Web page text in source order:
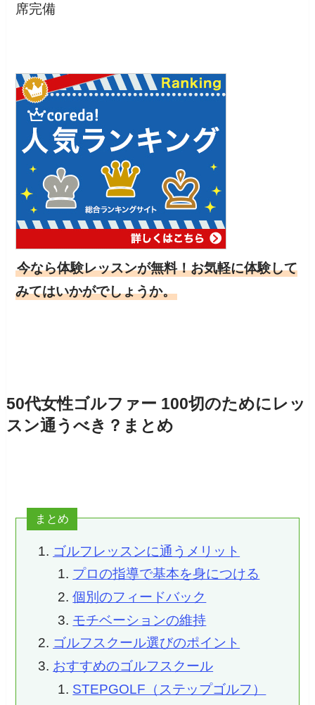
席完備
今なら体験レッスンが無料！お気軽に体験して
みてはいかがでしょうか。
50代女性ゴルファー 100切のためにレッ
スン通うべき？まとめ
まとめ
ゴルフレッスンに通うメリット
プロの指導で基本を身につける
個別のフィードバック
モチベーションの維持
ゴルフスクール選びのポイント
おすすめのゴルフスクール
STEPGOLF（ステップゴルフ）